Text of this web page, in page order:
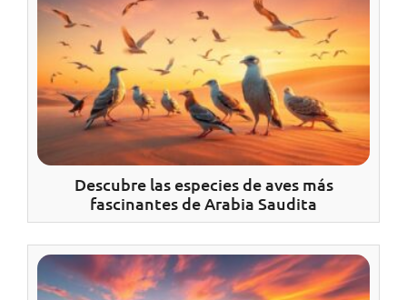
Descubre las especies de aves más
fascinantes de Arabia Saudita